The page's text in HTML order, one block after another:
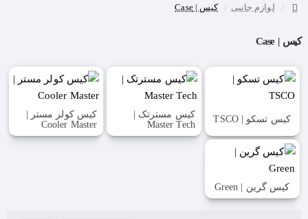
لوازم جانبی کیس | Case
کیس | Case
کیس تسکو | TSCO
کیس مسترتک |
Master Tech
کیس کولر مستر |
Cooler Master
کیس گرین | Green